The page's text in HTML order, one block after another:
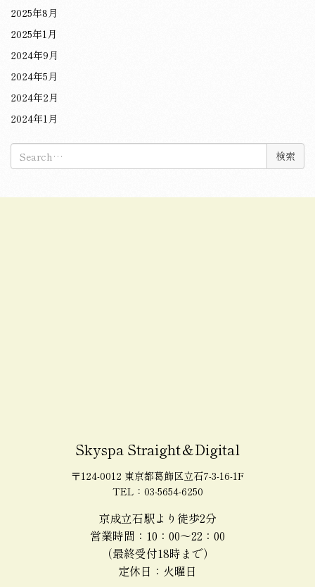
2025年8月
2025年1月
2024年9月
2024年5月
2024年2月
2024年1月
索:
Skyspa Straight＆Digital
〒124-0012 東京都葛飾区立石7-3-16-1F
TEL：03-5654-6250
京成立石駅より徒歩2分
営業時間：10：00～22：00
（最終受付18時まで）
定休日：火曜日